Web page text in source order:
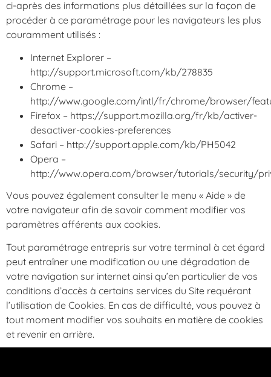
ci-après des informations plus détaillées sur la façon de
procéder à ce paramétrage pour les navigateurs les plus
couramment utilisés :
Internet Explorer –
http://support.microsoft.com/kb/278835
Chrome –
http://www.google.com/intl/fr/chrome/browser/
Firefox – https://support.mozilla.org/fr/kb/activer-
desactiver-cookies-preferences
Safari – http://support.apple.com/kb/PH5042
Opera –
http://www.opera.com/browser/tutorials/security/
Vous pouvez également consulter le menu « Aide » de
votre navigateur afin de savoir comment modifier vos
paramètres afférents aux cookies.
Tout paramétrage entrepris sur votre terminal à cet égard
peut entraîner une modification ou une dégradation de
votre navigation sur internet ainsi qu’en particulier de vos
conditions d’accès à certains services du Site requérant
l’utilisation de Cookies. En cas de difficulté, vous pouvez à
tout moment modifier vos souhaits en matière de cookies
et revenir en arrière.